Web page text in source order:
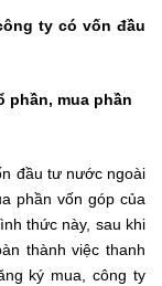
ty có vốn đầu
phần, mua phần
đầu tư nước ngoài
phần vốn góp của
thức này, sau khi
thành việc thanh
ký mua, công ty